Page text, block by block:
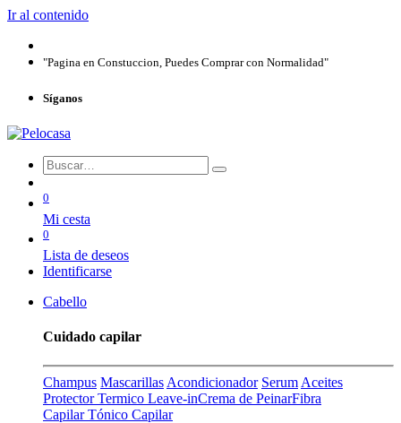
Ir al contenido
"Pagina en Constuccion, Puedes Comprar con Normalidad"
Síganos
0
Mi cesta
0
Lista de deseos
Identificarse
Cabello
Cuidado capilar
Champus Mascarillas Acondicionador Serum Aceites
Protector Termico Leave-inCrema de PeinarFibra
CapilarTónico Capilar